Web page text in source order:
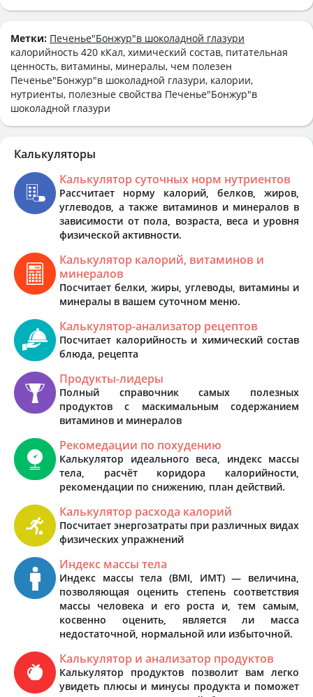
Метки: Печенье"Бонжур"в шоколадной глазури
калорийность 420 кКал, химический состав, питательная
ценность, витамины, минералы, чем полезен
Печенье"Бонжур"в шоколадной глазури, калории,
нутриенты, полезные свойства Печенье"Бонжур"в
шоколадной глазури
Калькуляторы
Калькулятор суточных норм нутриентов
Рассчитает норму калорий, белков, жиров,
углеводов, а также витаминов и минералов в
зависимости от пола, возраста, веса и уровня
физической активности.
Калькулятор калорий, витаминов и
минералов
Посчитает белки, жиры, углеводы, витамины и
минералы в вашем суточном меню.
Калькулятор-анализатор рецептов
Посчитает калорийность и химический состав
блюда, рецепта
Продукты-лидеры
Полный справочник самых полезных
продуктов с маскимальным содержанием
витаминов и минералов
Рекомедации по похудению
Калькулятор идеального веса, индекс массы
тела, расчёт коридора калорийности,
рекомендации по снижению, план действий.
Калькулятор расхода калорий
Посчитает энергозатраты при различных видах
физических упражнений
Индекс массы тела
Индекс массы тела (BMI, ИМТ) — величина,
позволяющая оценить степень соответствия
массы человека и его роста и, тем самым,
косвенно оценить, является ли масса
недостаточной, нормальной или избыточной.
Калькулятор и анализатор продуктов
Калькулятор продуктов позволит вам легко
увидеть плюсы и минусы продукта и поможет